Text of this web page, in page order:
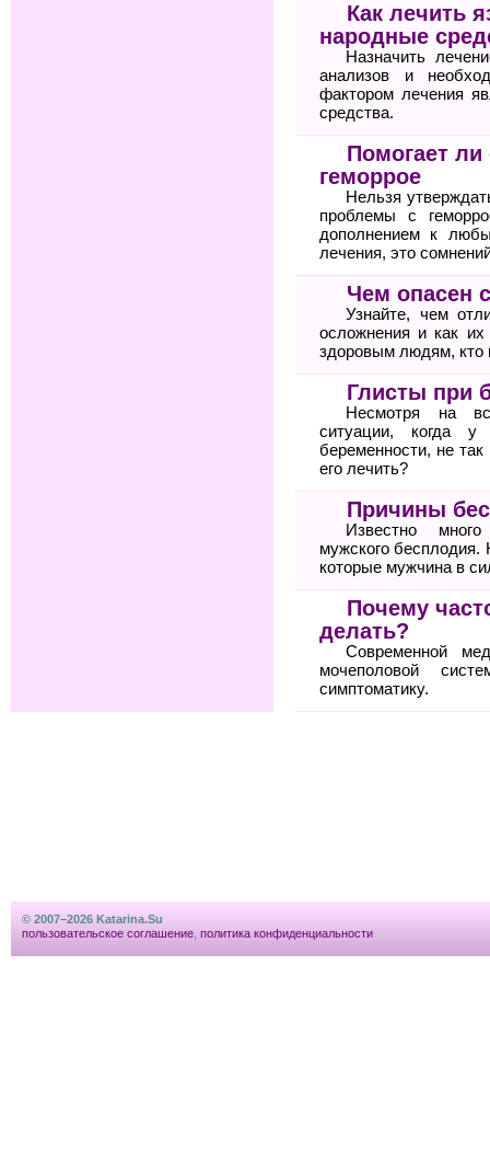
Как лечить
народные
Назначить
анализов и
фактором лечения
средства.
Помогает
геморрое
Нельзя
проблемы с
дополнением к
лечения, это
Чем опасен
Узнайте, чем
осложнения и как
здоровым людям, кто
Глисты при
Несмотря на
ситуации, когда
беременности, не
его лечить?
Причины
Известно
мужского бесплодия.
которые мужчина в
Почему
делать?
Современной
мочеполовой
симптоматику.
© 2007–2026 Katarina.Su
пользовательское соглашение политика конфиденциальности